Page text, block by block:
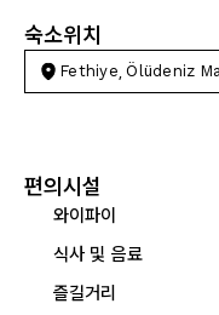
숙소위치
Fethiye, Ölüdeniz
편의시설
와이파이
식사 및 음료
즐길거리